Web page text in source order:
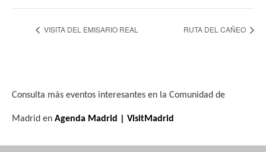
VISITA DEL EMISARIO REAL RUTA DEL CAÑEO
Consulta más eventos interesantes en la Comunidad de
Madrid en Agenda Madrid | VisitMadrid